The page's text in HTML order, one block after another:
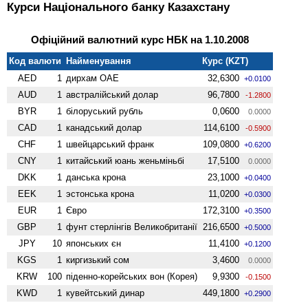
Курси Національного банку Казахстану
Офіційний валютний курс НБК на 1.10.2008
Код валюти Найменування
Курс (KZT)
AED
1 дирхам ОАЕ 32,6300 +0.0100
AUD 1 австралійський долар 96,7800 -1.2800
BYR 1 білоруський рубль 0,0600 0.0000
CAD 1 канадський долар 114,6100 -0.5900
CHF 1 швейцарський франк 109,0800 +0.6200
CNY 1 китайський юань женьмiньбi 17,5100 0.0000
DKK 1 данська крона 23,1000 +0.0400
EEK 1 эстонська крона 11,0200 +0.0300
EUR 1 Євро 172,3100 +0.3500
GBP 1 фунт стерлінгів Велико­британії 216,6500 +0.5000
JPY 10 японських єн 11,4100 +0.1200
KGS 1 киргизький сом 3,4600 0.0000
KRW 100 піденно-корейських вон (Корея) 9,9300 -0.1500
KWD 1 кувейтський динар 449,1800 +0.2900